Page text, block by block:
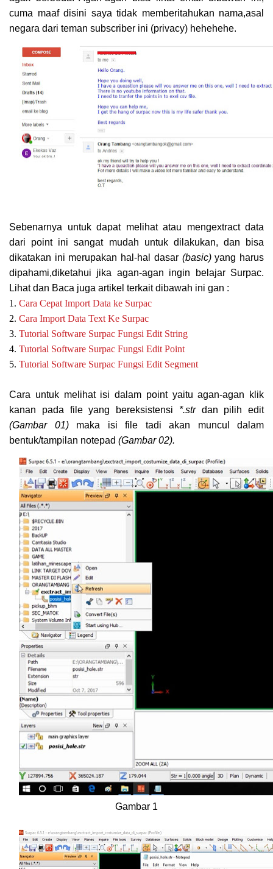
cuma maaf disini saya tidak memberitahukan nama,asal
negara dari teman subscriber ini (privacy) hehehehe.
Sebenarnya untuk dapat melihat atau mengextract data
dari point ini sangat mudah untuk dilakukan, dan bisa
dikatakan ini merupakan hal-hal dasar (basic)yang harus
dipahami,diketahui jika agan-agan ingin belajar Surpac.
Lihat dan Baca juga artikel terkait dibawah ini gan :
1. Cara Cepat Import Data ke Surpac
2. Cara Import Data Text Ke Surpac
3. Tutorial Software Surpac Fungsi Edit String
4. Tutorial Software Surpac Fungsi Edit Point
5. Tutorial Software Surpac Fungsi Edit Segment
Cara untuk melihat isi dalam point yaitu agan-agan klik
kanan pada file yang bereksistensi *.strdan pilih edit
(Gambar 01)maka isi file tadi akan muncul dalam
bentuk/tampilan notepad (Gambar 02).
Gambar 1